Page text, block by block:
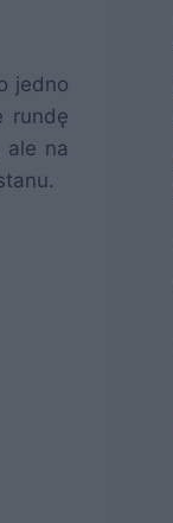
jedno
rundę
ale na